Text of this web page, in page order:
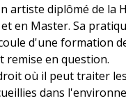
artiste diplômé de la
en Master. Sa
d'une formation
remise en question.
où il peut traiter les
dans